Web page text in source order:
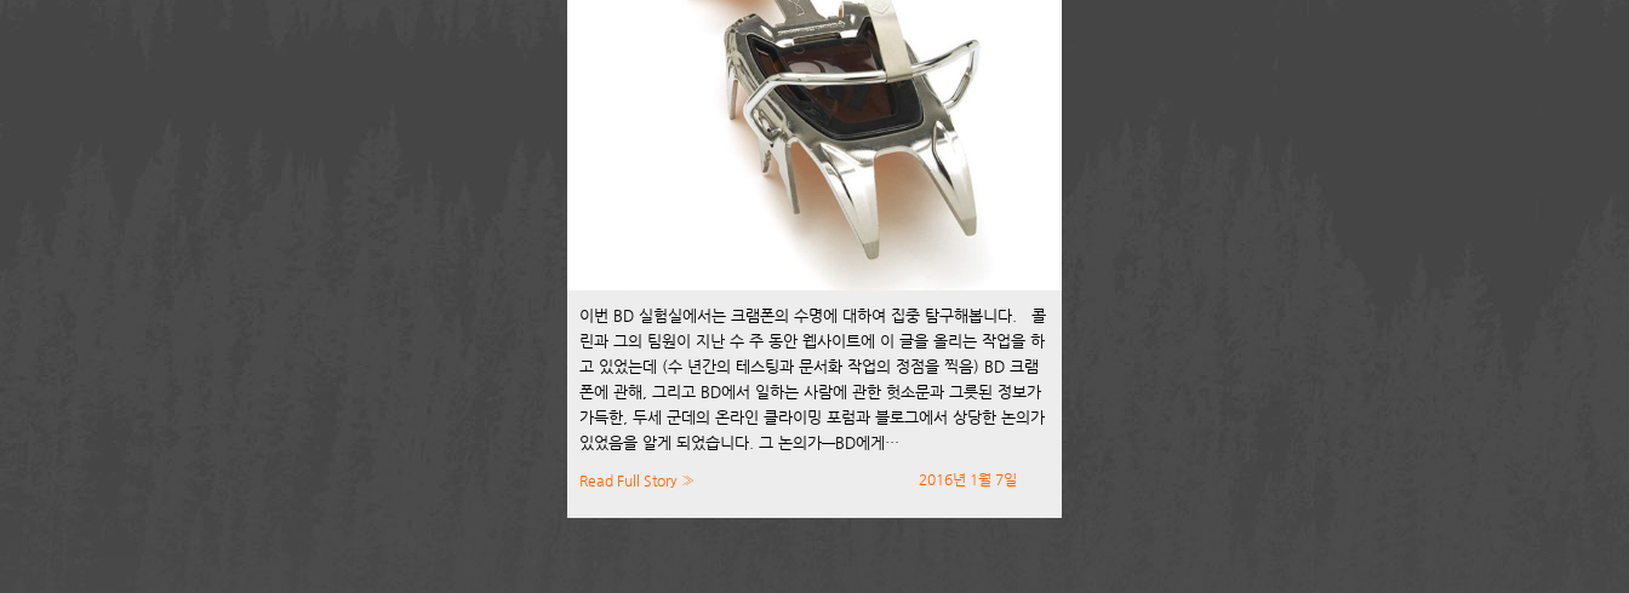
이번 BD 실험실에서는 크램폰의 수명에 대하여 집중 탐구해봅니다. 콜
린과 그의 팀원이 지난 수 주 동안 웹사이트에 이 글을 올리는 작업을 하
고 있었는데 (수 년간의 테스팅과 문서화 작업의 정점을 찍음) BD 크램
폰에 관해, 그리고 BD에서 일하는 사람에 관한 헛소문과 그릇된 정보가
가득한, 두세 군데의 온라인 클라이밍 포럼과 블로그에서 상당한 논의가
있었음을 알게 되었습니다. 그 논의가—BD에게…
2016년 1월 7일
Read Full Story »